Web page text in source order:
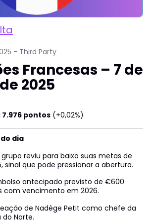
- Third Party
Francesas – 7 de
2025
7.976 pontos (+0,02%)
dia
grupo reviu para baixo suas metas de
sinal que pode pressionar a abertura.
antecipado previsto de €600
com vencimento em 2026.
de Nadège Petit como chefe da
Norte.